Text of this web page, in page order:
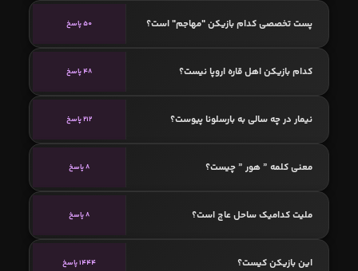
پست تخصصی کدام بازیکن "مهاجم" است؟ 50 پاسخ
کدام بازیکن اهل قاره اروپا نیست؟ 48 پاسخ
نیمار در چه سالی به بارسلونا پیوست؟ 212 پاسخ
معنی کلمه ” هور ” چیست؟ 8 پاسخ
ملیت کدامیک ساحل عاج است؟ 8 پاسخ
این بازیکن کیست؟ 1444 پاسخ